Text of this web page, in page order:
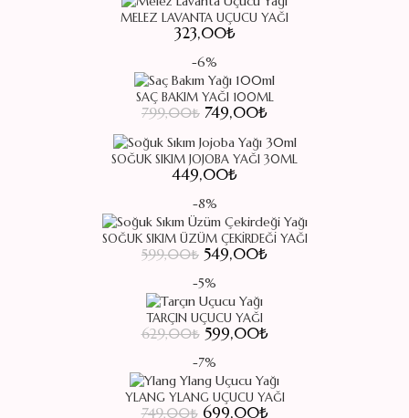
MELEZ LAVANTA UÇUCU YAĞI
323,00₺
-6%
SAÇ BAKIM YAĞI 100ML
799,00₺ Orijinal fiyat: 799,00₺.
749,00₺
SOĞUK SIKIM JOJOBA YAĞI 30ML
449,00₺
-8%
SOĞUK SIKIM ÜZÜM ÇEKIRDEĞI YAĞI
599,00₺ Orijinal fiyat: 599,00₺.
549,00₺
-5%
TARÇIN UÇUCU YAĞI
629,00₺ Orijinal fiyat: 629,00₺.
599,00₺
-7%
YLANG YLANG UÇUCU YAĞI
749,00₺ Orijinal fiyat: 749,00₺.
699,00₺